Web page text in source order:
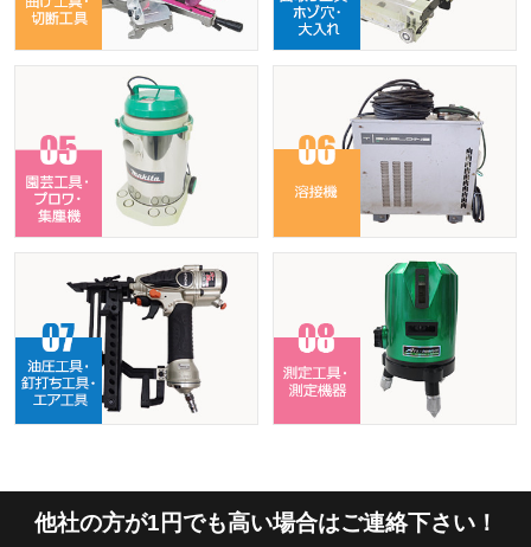
他社の方が1円でも高い場合はご連絡下さい！